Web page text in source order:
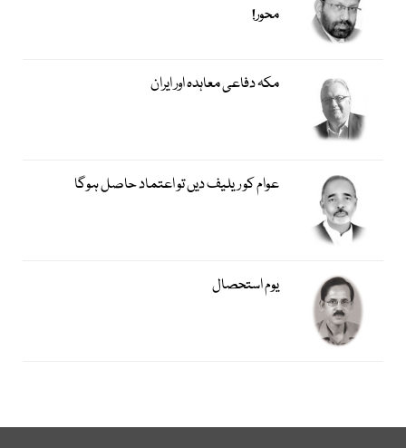
محور!
مکہ دفاعی معاہدہ اور ایران
عوام کو ریلیف دیں تو اعتماد حاصل ہوگا
یوم استحصال